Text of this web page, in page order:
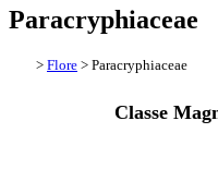
Paracryphiaceae
> Flore > Paracryphiaceae
Classe